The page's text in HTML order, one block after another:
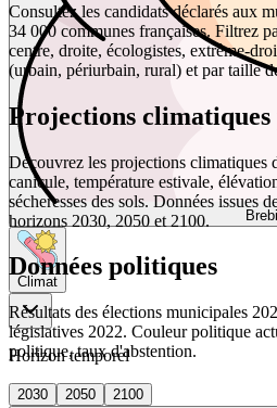
Climat
Horizon temporel
2030 2050
2100
Consultez les candidats déclarés aux
34 000 communes françaises. Filtrez
centre, droite, écologistes, extrême-
(urbain, périurbain, rural) et par taille
Projections climatiques
Découvrez les projections climatiques
canicule, température estivale,
sécheresses des sols. Données issues
horizons 2030, 2050 et 2100.
Données politiques
Résultats des élections municipales
législatives 2022. Couleur politique
politique, taux d'abstention.